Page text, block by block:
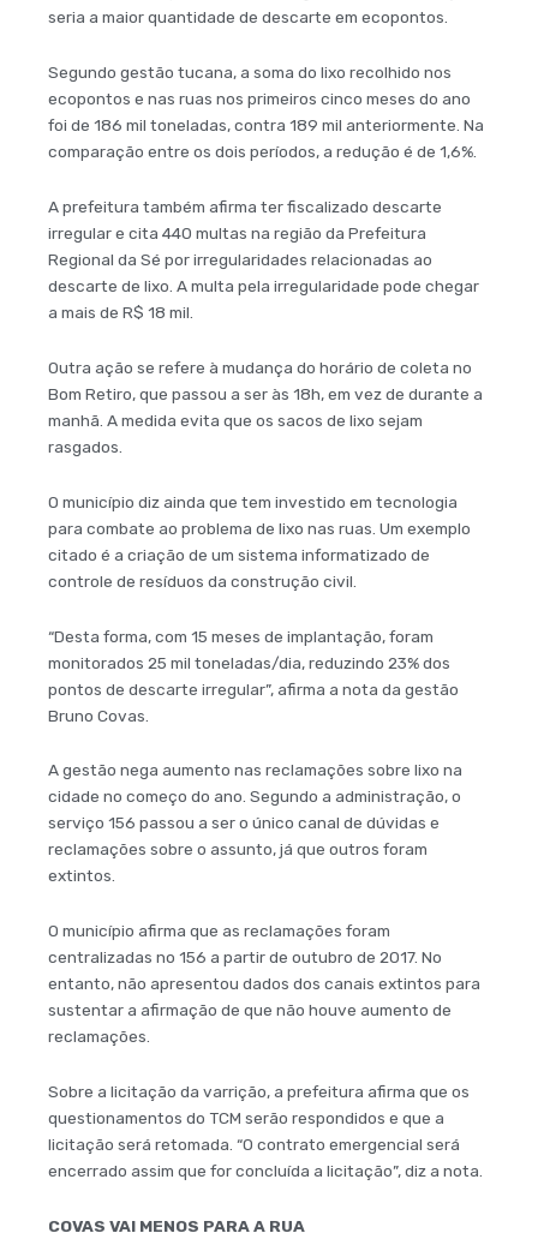
seria a maior quantidade de descarte em ecopontos.
Segundo gestão tucana, a soma do lixo recolhido nos
ecopontos e nas ruas nos primeiros cinco meses do ano
foi de 186 mil toneladas, contra 189 mil anteriormente. Na
comparação entre os dois períodos, a redução é de 1,6%.
A prefeitura também afirma ter fiscalizado descarte
irregular e cita 440 multas na região da Prefeitura
Regional da Sé por irregularidades relacionadas ao
descarte de lixo. A multa pela irregularidade pode chegar
a mais de R$ 18 mil.
Outra ação se refere à mudança do horário de coleta no
Bom Retiro, que passou a ser às 18h, em vez de durante a
manhã. A medida evita que os sacos de lixo sejam
rasgados.
O município diz ainda que tem investido em tecnologia
para combate ao problema de lixo nas ruas. Um exemplo
citado é a criação de um sistema informatizado de
controle de resíduos da construção civil.
“Desta forma, com 15 meses de implantação, foram
monitorados 25 mil toneladas/dia, reduzindo 23% dos
pontos de descarte irregular”, afirma a nota da gestão
Bruno Covas.
A gestão nega aumento nas reclamações sobre lixo na
cidade no começo do ano. Segundo a administração, o
serviço 156 passou a ser o único canal de dúvidas e
reclamações sobre o assunto, já que outros foram
extintos.
O município afirma que as reclamações foram
centralizadas no 156 a partir de outubro de 2017. No
entanto, não apresentou dados dos canais extintos para
sustentar a afirmação de que não houve aumento de
reclamações.
Sobre a licitação da varrição, a prefeitura afirma que os
questionamentos do TCM serão respondidos e que a
licitação será retomada. “O contrato emergencial será
encerrado assim que for concluída a licitação”, diz a nota.
COVAS VAI MENOS PARA A RUA